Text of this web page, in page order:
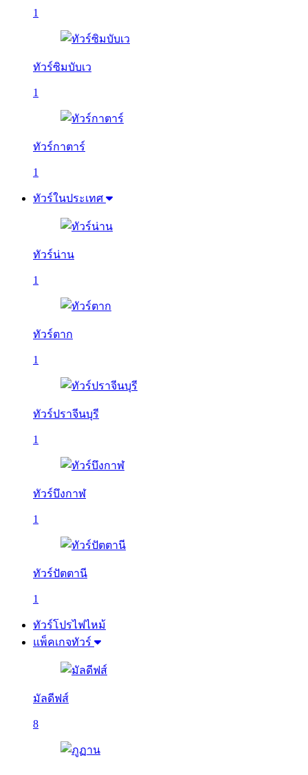
1
ทัวร์ซิมบับเว
1
ทัวร์กาตาร์
1
ทัวร์ในประเทศ
ทัวร์น่าน
1
ทัวร์ตาก
1
ทัวร์ปราจีนบุรี
1
ทัวร์บึงกาฬ
1
ทัวร์ปัตตานี
1
ทัวร์โปรไฟไหม้
แพ็คเกจทัวร์
มัลดีฟส์
8